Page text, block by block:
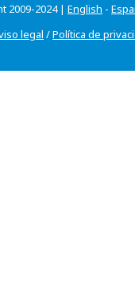
2009-2024 | English -
legal /Política de